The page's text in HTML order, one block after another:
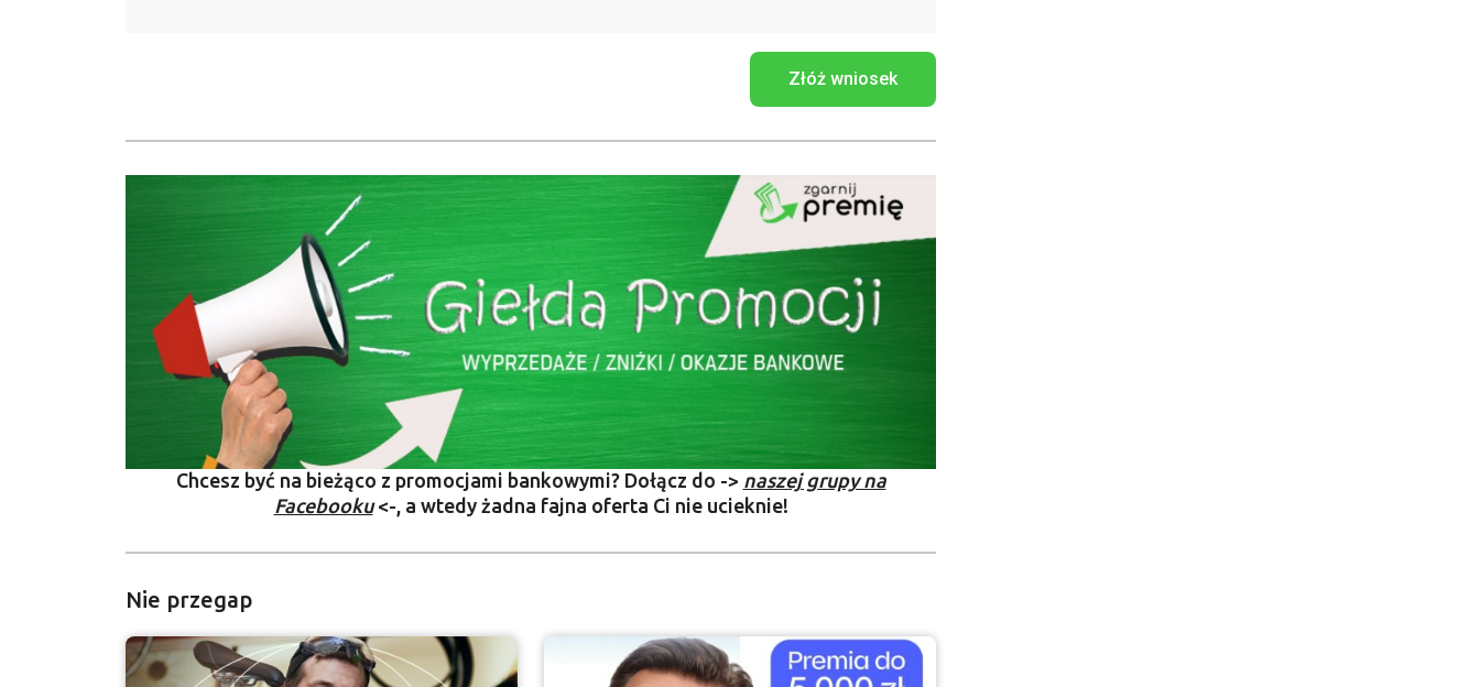
Złóż wniosek
Chcesz być na bieżąco z promocjami bankowymi? Dołącz do -> naszej grupy na
Facebooku<-, a wtedy żadna fajna oferta Ci nie ucieknie!
Nie przegap